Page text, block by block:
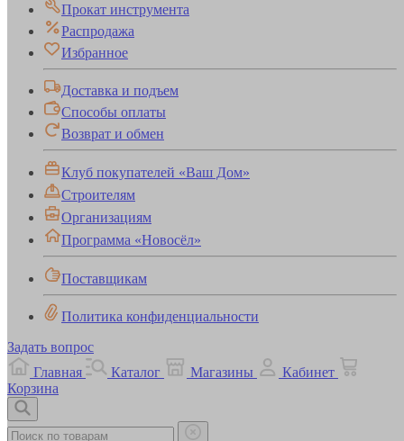
Прокат инструмента
Распродажа
Избранное
Доставка и подъем
Способы оплаты
Возврат и обмен
Клуб покупателей «Ваш Дом»
Строителям
Организациям
Программа «Новосёл»
Поставщикам
Политика конфиденциальности
Задать вопрос
Главная
Каталог Магазины
Кабинет
Корзина